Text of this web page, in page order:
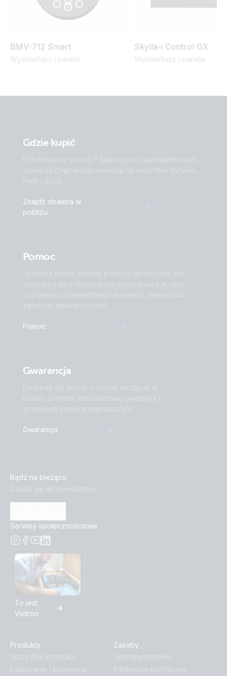
BMV-712 Smart
Wyświetlacz i panele
Skylla-i Control GX
Wyświetlacz i panele
Gdzie kupić
Potrzebujesz porady? Nasi wysoko wykwalifikowani
dealerzy chętnie odpowiedzą na wszystkie pytania,
małe i duże.
Znajdź dealera w
pobliżu
Pomoc
Sprawdź nasze zasoby pomocy technicznej lub
skontaktuj się z oryginalnym sprzedawcą w celu
uzyskania odpowiedniego wsparcia, napraw lub
zgłoszeń gwarancyjnych.
Pomoc
Gwarancja
Dowiedz się więcej o naszej wiodącej w
branży 5-letniej standardowej gwarancji i
globalnym serwisie naprawczym.
Gwarancja
Bądź na bieżąco
Zapisz się do newslettera
Serwisy społecznościowe
To jest
Victron
Produkty
Wszystkie produkty
Ładowanie i konwersja
Zasoby
Oprogramowanie
Informacje techniczne